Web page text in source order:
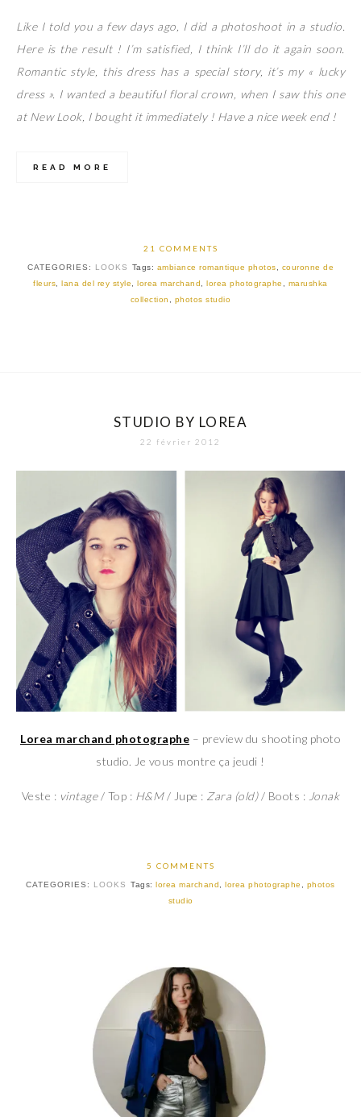
Like I told you a few days ago, I did a photoshoot in a studio.
Here is the result ! I’m satisfied, I think I’ll do it again soon.
Romantic style, this dress has a special story, it’s my « lucky
dress ». I wanted a beautiful floral crown, when I saw this one
at New Look, I bought it immediately ! Have a nice week end !
READ MORE
21 COMMENTS
CATEGORIES: LOOKS Tags: ambiance romantique photos
couronne de
fleurs ,lana del rey style ,lorea marchand ,lorea photographe
marushka
collection
photos studio
STUDIO BY LOREA
22 février 2012
Lorea marchand photographe – preview du shooting photo
studio. Je vous montre ça jeudi !
Veste : vintage/ Top : H&M/ Jupe : Zara (old)/ Boots : Jonak
5 COMMENTS
CATEGORIES: LOOKS Tags:lorea marchand,lorea photographe , photos
studio